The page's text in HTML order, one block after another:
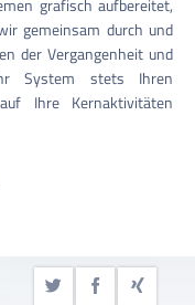
grafisch aufbereitet,
gemeinsam durch und
der Vergangenheit und
System stets Ihren
Ihre Kernaktivitäten